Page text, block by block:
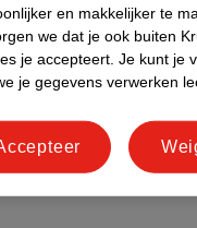
en makkelijker te
we dat je ook buiten
je accepteert. Je kunt je
je gegevens verwerken